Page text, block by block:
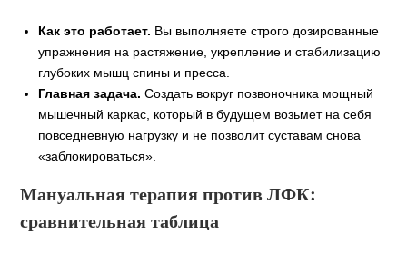
Как это работает. Вы выполняете строго дозированные
упражнения на растяжение, укрепление и стабилизацию
глубоких мышц спины и пресса.
Главная задача. Создать вокруг позвоночника мощный
мышечный каркас, который в будущем возьмет на себя
повседневную нагрузку и не позволит суставам снова
«заблокироваться».
Мануальная терапия против ЛФК:
сравнительная таблица